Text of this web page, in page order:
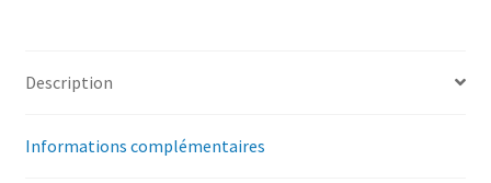
Description
Informations complémentaires